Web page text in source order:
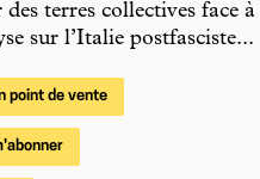
des terres collectives face
sur l’Italie postfasciste...
point de vente